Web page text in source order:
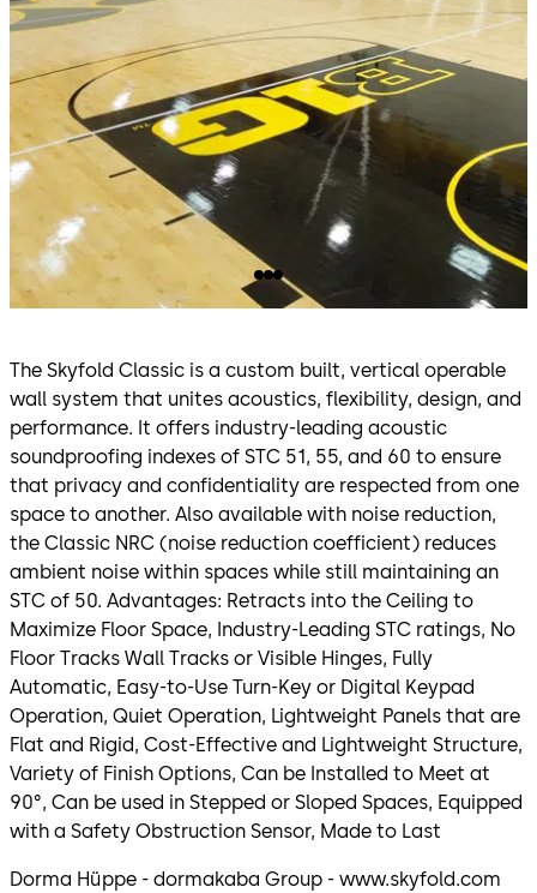
The Skyfold Classic is a custom built, vertical operable
wall system that unites acoustics, flexibility, design, and
performance. It offers industry-leading acoustic
soundproofing indexes of STC 51, 55, and 60 to ensure
that privacy and confidentiality are respected from one
space to another. Also available with noise reduction,
the Classic NRC (noise reduction coefficient) reduces
ambient noise within spaces while still maintaining an
STC of 50. Advantages: Retracts into the Ceiling to
Maximize Floor Space, Industry-Leading STC ratings, No
Floor Tracks Wall Tracks or Visible Hinges, Fully
Automatic, Easy-to-Use Turn-Key or Digital Keypad
Operation, Quiet Operation, Lightweight Panels that are
Flat and Rigid, Cost-Effective and Lightweight Structure,
Variety of Finish Options, Can be Installed to Meet at
90°, Can be used in Stepped or Sloped Spaces, Equipped
with a Safety Obstruction Sensor, Made to Last
Dorma Hüppe - dormakaba Group - www.skyfold.com